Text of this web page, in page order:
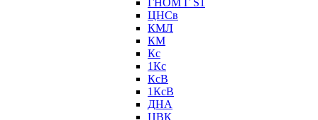
ГНОМ Г S1
ЦНСв
КМЛ
КМ
Кс
1Кс
КсВ
1КсВ
ДНА
ЦВК